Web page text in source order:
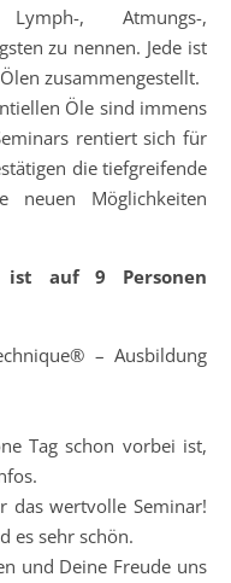
, Atmungs-,
zu nennen. Jede ist
zusammengestellt.
Öle sind immens
rentiert sich für
die tiefgreifende
neuen Möglichkeiten
ist auf 9 Personen
– Ausbildung
Tag schon vorbei ist,
das wertvolle Seminar!
es sehr schön.
und Deine Freude uns